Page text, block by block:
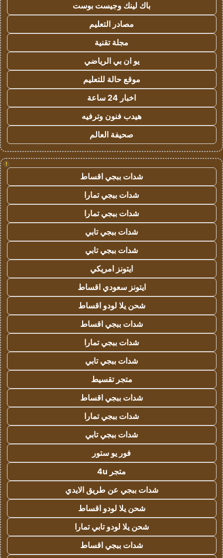
باك لينك وجيست بوست
مصادر التعليم
مجلة تقنية
يو ان بي الرياضي
موقع حالة للتعليم
اخبار 24 ساعة
هيدب فنون وترفيه
صحيفة العالم
!
شدات ببجي اقساط
شدات ببجي تمارا
شدات ببجي تمارا
شدات ببجي تابي
شدات ببجي تابي
ايتونز امريكي
ايتونز سعودي اقساط
شحن يلا لودو اقساط
شدات ببجي اقساط
شدات ببجي تمارا
شدات ببجي تابي
متجر تقسيط
شدات ببجي اقساط
شدات ببجي تمارا
شدات ببجي تابي
فور يو ستور
متجر 4u
شدات ببجي عن طريق الايدي
شحن يلا لودو اقساط
شحن يلا لودو تابي تمارا
شدات ببجي اقساط